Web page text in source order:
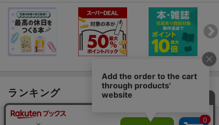
ランキング